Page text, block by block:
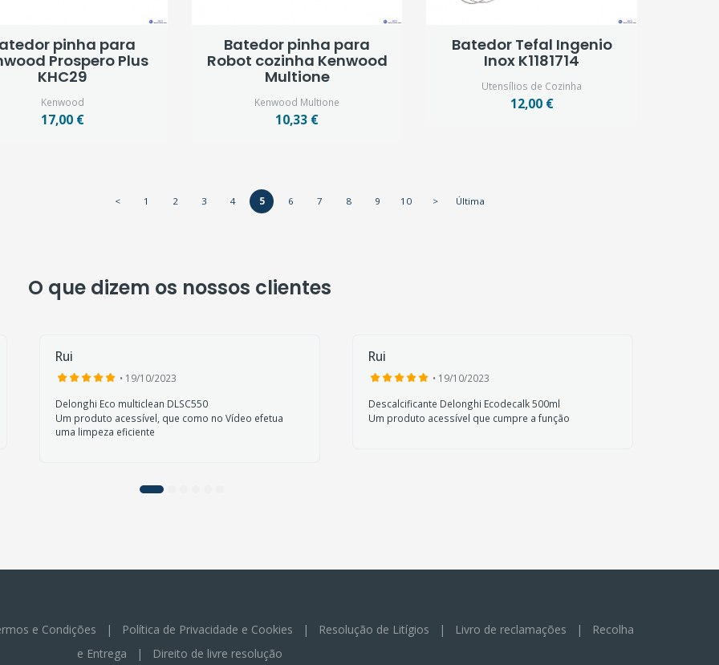
pinha para
Prospero Plus
KHC29
Kenwood
17,00 €
Batedor pinha para
Robot cozinha Kenwood
Multione
Kenwood Multione
10,33 €
Batedor Tefal Ingenio
Inox K1181714
Utensílios de Cozinha
12,00 €
< 1 2 3 4 5 6 7 8 9 10 > Última
O que dizem os nossos clientes
Rui
• 19/10/2023
Delonghi Eco multiclean DLSC550
Um produto acessível, que como no Vídeo efetua
uma limpeza eficiente
Rui
• 19/10/2023
Descalcificante Delonghi Ecodecalk 500ml
Um produto acessível que cumpre a função
e Condições | Política de Privacidade e Cookies | Resolução de Litígios | Livro de reclamações |
Recolha
e Entrega | Direito de livre resolução